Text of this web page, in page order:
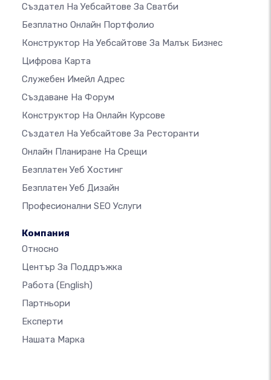
Създател На Уебсайтове За Сватби
Безплатно Онлайн Портфолио
Конструктор На Уебсайтове За Малък Бизнес
Цифрова Карта
Служебен Имейл Адрес
Създаване На Форум
Конструктор На Онлайн Курсове
Създател На Уебсайтове За Ресторанти
Онлайн Планиране На Срещи
Безплатен Уеб Хостинг
Безплатен Уеб Дизайн
Професионални SEO Услуги
Компания
Относно
Център За Поддръжка
Работа (English)
Партньори
Експерти
Нашата Марка